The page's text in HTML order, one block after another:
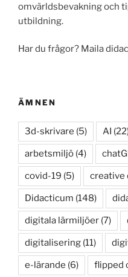
omvärldsbevakning och
utbildning.
Har du frågor? Maila
ÄMNEN
3d-skrivare (5) AI
arbetsmiljö (4)
covid-19 (5) creative
Didacticum (148)
digitala lärmiljöer (7)
digitalisering (11)
e-lärande (6) flipped